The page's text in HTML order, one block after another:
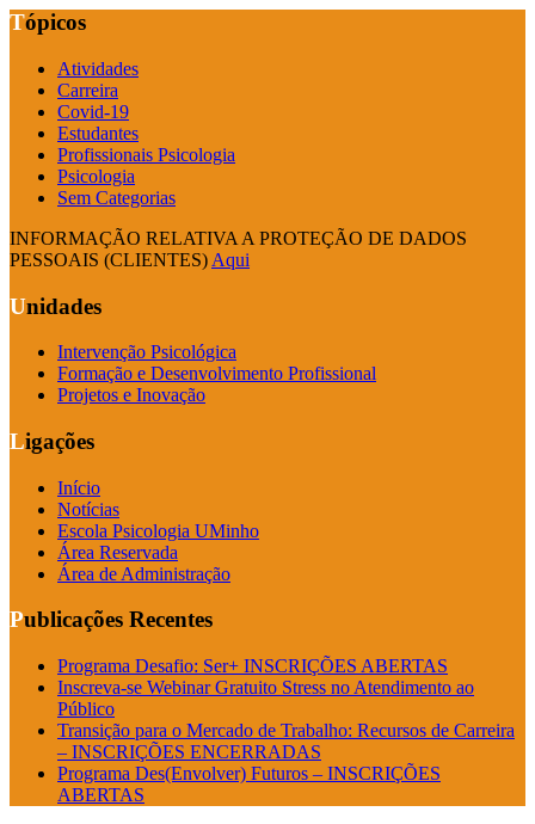
Tópicos
Atividades
Carreira
Covid-19
Estudantes
Profissionais Psicologia
Psicologia
Sem Categorias
INFORMAÇÃO RELATIVA A PROTEÇÃO DE DADOS
PESSOAIS (CLIENTES) Aqui
Unidades
Intervenção Psicológica
Formação e Desenvolvimento Profissional
Projetos e Inovação
Ligações
Início
Notícias
Escola Psicologia UMinho
Área Reservada
Área de Administração
Publicações Recentes
Programa Desafio: Ser+ INSCRIÇÕES ABERTAS
Inscreva-se Webinar Gratuito Stress no Atendimento ao
Público
Transição para o Mercado de Trabalho: Recursos de Carreira
– INSCRIÇÕES ENCERRADAS
Programa Des(Envolver) Futuros – INSCRIÇÕES
ABERTAS